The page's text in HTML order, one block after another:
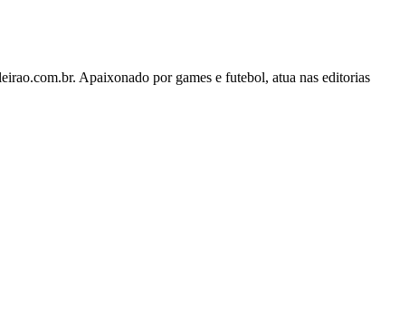
Apaixonado por games e futebol, atua nas editorias